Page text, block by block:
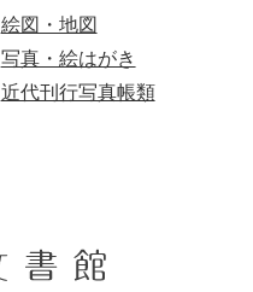
絵図・地図
写真・絵はがき
近代刊行写真帳類